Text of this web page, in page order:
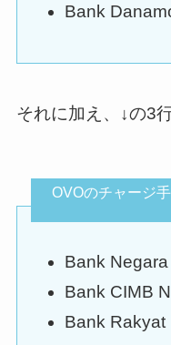
Bank
それに加え、↓の3
OVOのチャージ
Bank Negara
Bank CIMB
Bank Rakyat